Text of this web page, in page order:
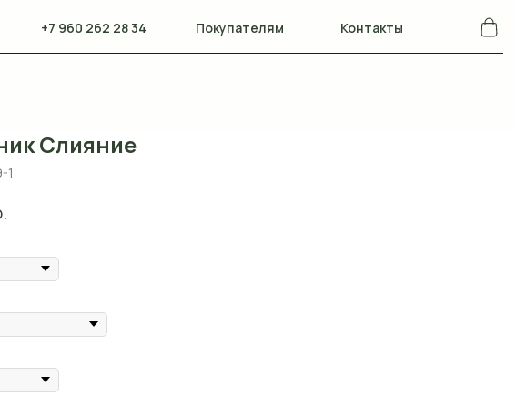
+7 960 262 28 34 Покупателям Контакты
Слияние
1